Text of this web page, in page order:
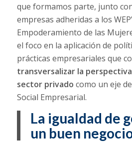
que formamos parte, junto
empresas adheridas a los
Empoderamiento de las
el foco en la aplicación de
prácticas empresariales que
transversalizar la
sector privado como un eje
Social Empresarial.
La igualdad de
un buen